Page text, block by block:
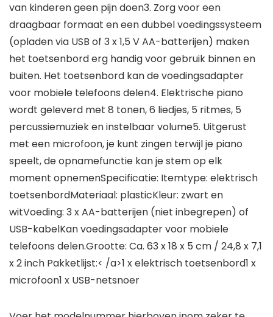
van kinderen geen pijn doen3. Zorg voor een
draagbaar formaat en een dubbel voedingssysteem
(opladen via USB of 3 x 1,5 V AA-batterijen) maken
het toetsenbord erg handig voor gebruik binnen en
buiten. Het toetsenbord kan de voedingsadapter
voor mobiele telefoons delen4. Elektrische piano
wordt geleverd met 8 tonen, 6 liedjes, 5 ritmes, 5
percussiemuziek en instelbaar volume5. Uitgerust
met een microfoon, je kunt zingen terwijl je piano
speelt, de opnamefunctie kan je stem op elk
moment opnemenSpecificatie: Itemtype: elektrisch
toetsenbordMateriaal: plasticKleur: zwart en
witVoeding: 3 x AA-batterijen (niet inbegrepen) of
USB-kabelKan voedingsadapter voor mobiele
telefoons delen.Grootte: Ca. 63 x 18 x 5 cm / 24,8 x 7,1
x 2 inch Pakketlijst:< /a>1 x elektrisch toetsenbord1 x
microfoon1 x USB-netsnoer